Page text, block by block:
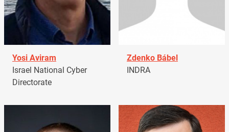
Yosi Aviram
Israel National Cyber
Directorate
Zdenko Bábel
INDRA